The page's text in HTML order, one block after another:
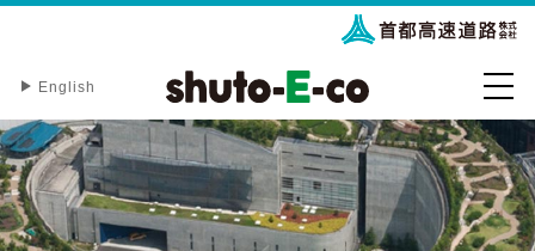
English